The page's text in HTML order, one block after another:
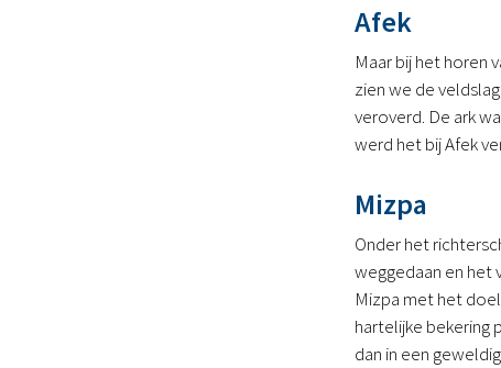
Afek
Maar bij het horen
zien we de
veroverd. De ark
werd het bij Afek
Mizpa
Onder het
weggedaan en
Mizpa met het
hartelijke bekering
dan in een